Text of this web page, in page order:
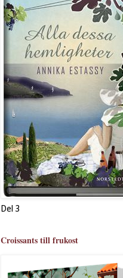
Del 3
Croissants till frukost